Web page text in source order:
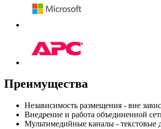
Преимущества
Независимость размещения - вне
Внедрение и работа объединенной
Мультимедийные каналы - текстовые